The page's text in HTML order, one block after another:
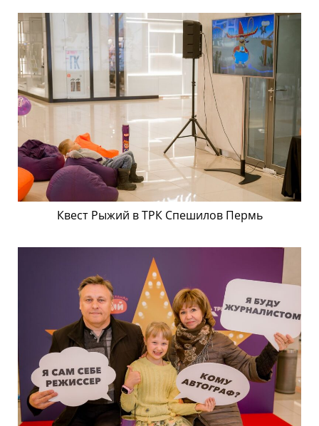
Квест Рыжий в ТРК Спешилов Пермь